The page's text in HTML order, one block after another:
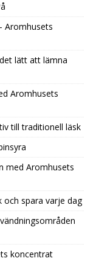
Aromhusets
lätt att lämna
Aromhusets
till traditionell läsk
med Aromhusets
och spara varje dag
koncentrat